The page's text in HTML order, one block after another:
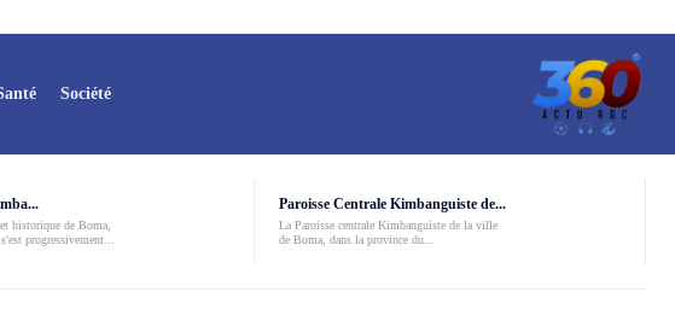
Société
historique de Boma,
progressivement...
Paroisse Centrale Kimbanguiste de...
La Paroisse centrale Kimbanguiste de la ville
de Boma, dans la province du...